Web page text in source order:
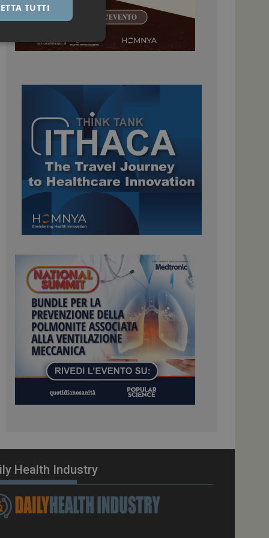
Health Industry
TUTTI
sulle pagine
Universal
del
da Google.
utenti
in modo casuale
in ogni richiesta
di analisi dei
piattaforma di
carico, questo
sessione di
gestite dallo
sul linguaggio
utilizzato per
Normalmente è
il modo in cui
il sito, ma un
di accesso per un
visitatore.
che le richieste
Analytics per
per abilitare